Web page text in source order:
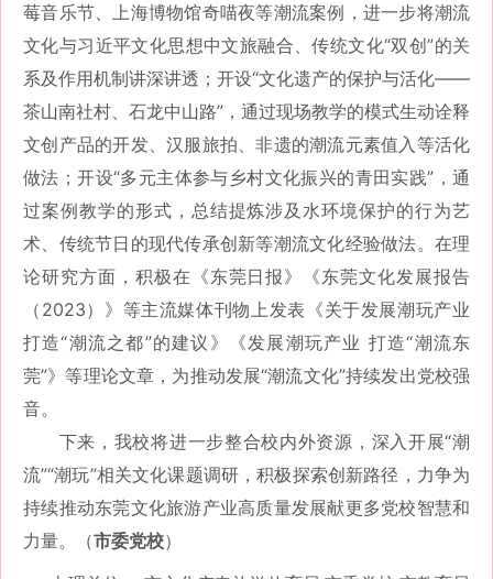
莓音乐节、上海博物馆奇喵夜等潮流案例，进一步将潮流
文化与习近平文化思想中文旅融合、传统文化“双创”的关
系及作用机制讲深讲透；开设“文化遗产的保护与活化——
茶山南社村、石龙中山路”，通过现场教学的模式生动诠释
文创产品的开发、汉服旅拍、非遗的潮流元素值入等活化
做法；开设“多元主体参与乡村文化振兴的青田实践”，通
过案例教学的形式，总结提炼涉及水环境保护的行为艺
术、传统节日的现代传承创新等潮流文化经验做法。在理
论研究方面，积极在《东莞日报》《东莞文化发展报告
（2023）》等主流媒体刊物上发表《关于发展潮玩产业
打造“潮流之都”的建议》《发展潮玩产业 打造“潮流东
莞”》等理论文章，为推动发展“潮流文化”持续发出党校强
音。
下来，我校将进一步整合校内外资源，深入开展“潮
流”“潮玩”相关文化课题调研，积极探索创新路径，力争为
持续推动东莞文化旅游产业高质量发展献更多党校智慧和
力量。（市委党校）